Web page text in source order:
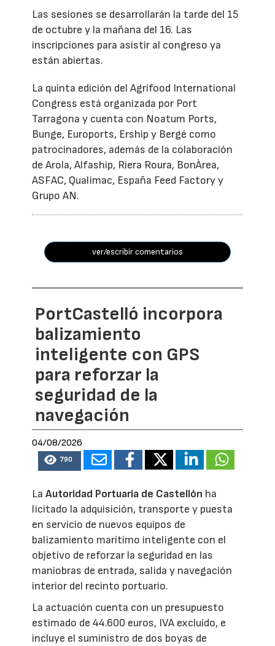
Las sesiones se desarrollarán la tarde del 15
de octubre y la mañana del 16. Las
inscripciones para asistir al congreso ya
están abiertas.
La quinta edición del Agrifood International
Congress está organizada por Port
Tarragona y cuenta con Noatum Ports,
Bunge, Euroports, Ership y Bergé como
patrocinadores, además de la colaboración
de Arola, Alfaship, Riera Roura, BonÀrea,
ASFAC, Qualimac, España Feed Factory y
Grupo AN.
ver/escribir comentarios
PortCastelló incorpora
balizamiento
inteligente con GPS
para reforzar la
seguridad de la
navegación
04/08/2026
790
LaAutoridad Portuaria de Castellón ha
licitado la adquisición, transporte y puesta
en servicio de nuevos equipos de
balizamiento marítimo inteligente con el
objetivo de reforzar la seguridad en las
maniobras de entrada, salida y navegación
interior del recinto portuario.
La actuación cuenta con un presupuesto
estimado de 44.600 euros, IVA excluido, e
incluye el suministro de dos boyas de